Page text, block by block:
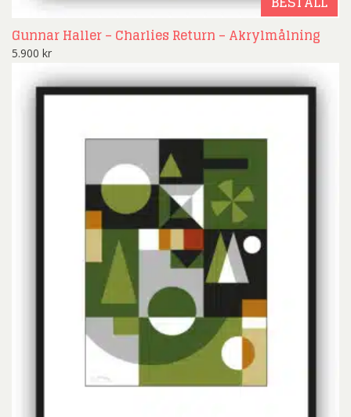
Gunnar Haller – Charlies Return – Akrylmålning
5.900 kr